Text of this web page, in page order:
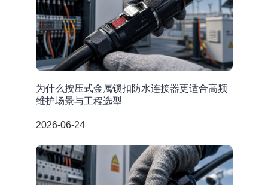
为什么按压式金属锁扣防水连接器更适合高频
维护场景与工程选型
2026-06-24